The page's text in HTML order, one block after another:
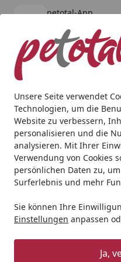
Unsere Seite verwendet
Technologien, um die
Website zu verbessern,
personalisieren und die
analysieren. Mit Ihrer
Verwendung von Cookies
persönlichen Daten zu,
Surferlebnis und mehr
Sie können Ihre
Einstellungen anpassen
Ja,
petotal-App
kostenlos - Im App Store
Alle Produkte
Mein Konto
Suchen
Startseite
Hund
The Goodstuff
Hund
Sparpaket